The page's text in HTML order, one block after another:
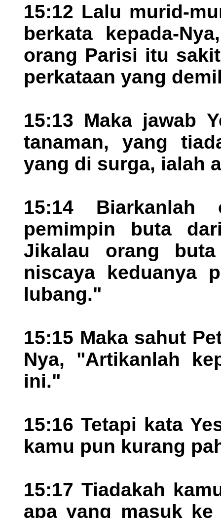
15:12 Lalu murid-
berkata kepada-
orang Parisi itu
perkataan yang
15:13 Maka jawab
tanaman, yang
yang di surga, ialah
15:14
pemimpin buta
Jikalau orang
niscaya keduanya
lubang."
15:15 Maka sahut
Nya, "Artikanlah
ini."
15:16 Tetapi kata
kamu pun kurang
15:17 Tiadakah
apa yang masuk